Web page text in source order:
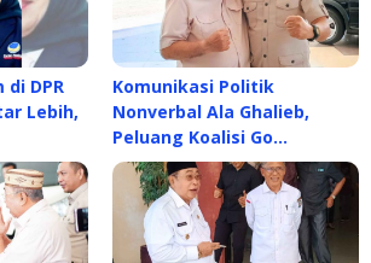
di DPR
Lebih,
Komunikasi Politik
Nonverbal Ala Ghalieb,
Peluang Koalisi Go…